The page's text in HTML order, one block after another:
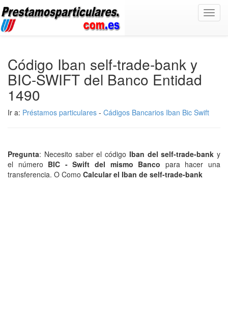
Código Iban self-trade-bank y
BIC-SWIFT del Banco Entidad
1490
Ir a: Préstamos particulares - Cádigos Bancarios Iban Bic Swift
Pregunta: Necesito saber el código Iban del self-trade-bank y
el número BIC - Swift del mismo Banco para hacer una
transferencia. O Como Calcular el Iban de self-trade-bank